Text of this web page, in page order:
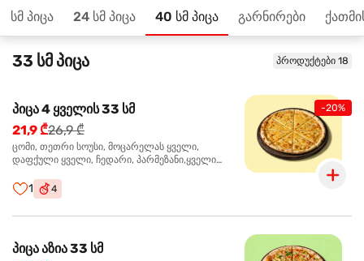
სმ პიცა 24 სმ პიცა 40 სმ პიცა გარნირები
მთავარზე
33 სმ პიცა პროდუქტები 18
-20%
პიცა 4 ყველის 33 სმ
21,9 ₾26,9 ₾
ცომი, თეთრი სოუსი, მოცარელას ყველი,
დაფქული ყველი, ჩედარი, პარმეზანი,ყველი
1 4
პიცა აზია 33 სმ